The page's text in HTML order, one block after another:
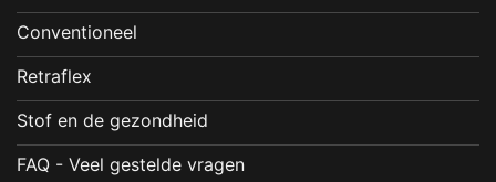
Conventioneel
Retraflex
Stof en de gezondheid
FAQ - Veel gestelde vragen